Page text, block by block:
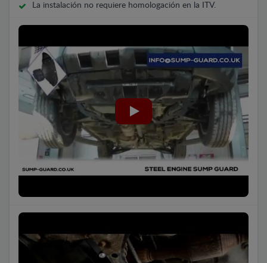
La instalación no requiere homologación en la ITV.